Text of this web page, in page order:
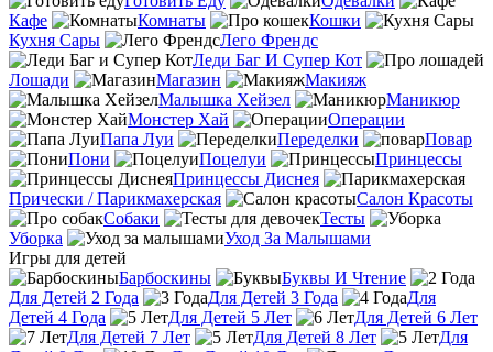
Кафе
Комнаты
Кошки
Кухня Сары
Лего Френдс
Леди Баг И Супер Кот
Лошади
Магазин
Макияж
Малышка Хейзел
Маникюр
Монстер Хай
Операции
Папа Луи
Переделки
Повар
Пони
Поцелуи
Принцессы
Принцессы Диснея
Прически / Парикмахерская
Салон Красоты
Собаки
Тесты
Уборка
Уход За Малышами
Игры для детей
Барбоскины
Буквы И Чтение
Для Детей 2 Года
Для Детей 3 Года
Для
Детей 4 Года
Для Детей 5 Лет
Для Детей 6 Лет
Для Детей 7 Лет
Для Детей 8 Лет
Для